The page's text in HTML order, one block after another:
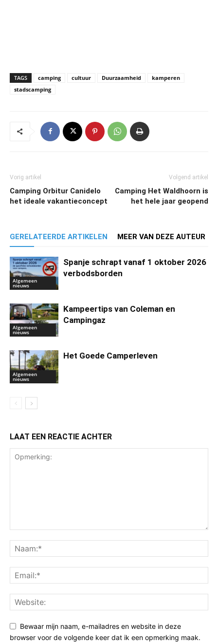
TAGS camping cultuur Duurzaamheid
kamperen
stadscamping
Vorig artikel
Camping Orbitur Canidelo
het ideale vakantieconcept
Volgend artikel
Camping Het Waldhoorn is
het hele jaar geopend
GERELATEERDE ARTIKELEN MEER VAN DEZE AUTEUR
Algemeen
nieuws
Spanje schrapt vanaf 1 oktober 2026
verbodsborden
Algemeen
nieuws
Kampeertips van Coleman en
Campingaz
Algemeen
nieuws
Het Goede Camperleven
LAAT EEN REACTIE ACHTER
Bewaar mijn naam, e-mailadres en website in deze
browser voor de volgende keer dat ik een opmerking maak.